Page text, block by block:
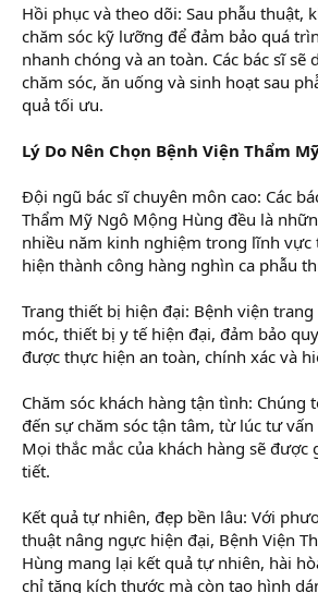
Hồi phục và theo dõi: Sau phẫu thuật,
chăm sóc kỹ lưỡng để đảm bảo quá
nhanh chóng và an toàn. Các bác sĩ sẽ
chăm sóc, ăn uống và sinh hoạt sau
quả tối ưu.
Lý Do Nên Chọn Bệnh Viện Thẩm
Đội ngũ bác sĩ chuyên môn cao: Các
Thẩm Mỹ Ngô Mộng Hùng đều là
nhiều năm kinh nghiệm trong lĩnh
hiện thành công hàng nghìn ca phẫu
Trang thiết bị hiện đại: Bệnh viện
móc, thiết bị y tế hiện đại, đảm bảo
được thực hiện an toàn, chính xác và
Chăm sóc khách hàng tận tình: Chúng
đến sự chăm sóc tận tâm, từ lúc tư
Mọi thắc mắc của khách hàng sẽ được
tiết.
Kết quả tự nhiên, đẹp bền lâu: Với
thuật nâng ngực hiện đại, Bệnh Viện
Hùng mang lại kết quả tự nhiên, hài
chỉ tăng kích thước mà còn tạo hình